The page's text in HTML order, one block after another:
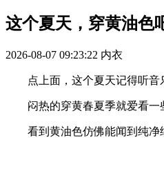
这个夏天，穿黄油色
2026-08-07 09:23:22 内衣
点上面，这个夏天记得听音
闷热的穿黄春夏季就爱看一些
看到黄油色仿佛能闻到纯净